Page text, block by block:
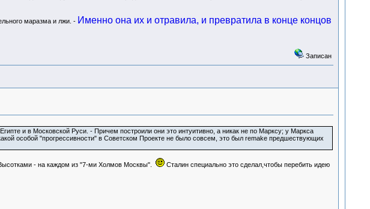
маразма и лжи. - Именно она их и отравила, и превратила в конце концов
Записан
и в Московской Руси. - Причем построили они это интуитивно, а никак не по Марксу; у Маркса
особой "прогрессивности" в Советском Проекте не было совсем, это был remake предшествующих
- на каждом из "7-ми Холмов Москвы".
Сталин специально это сделал,чтобы перебить идею